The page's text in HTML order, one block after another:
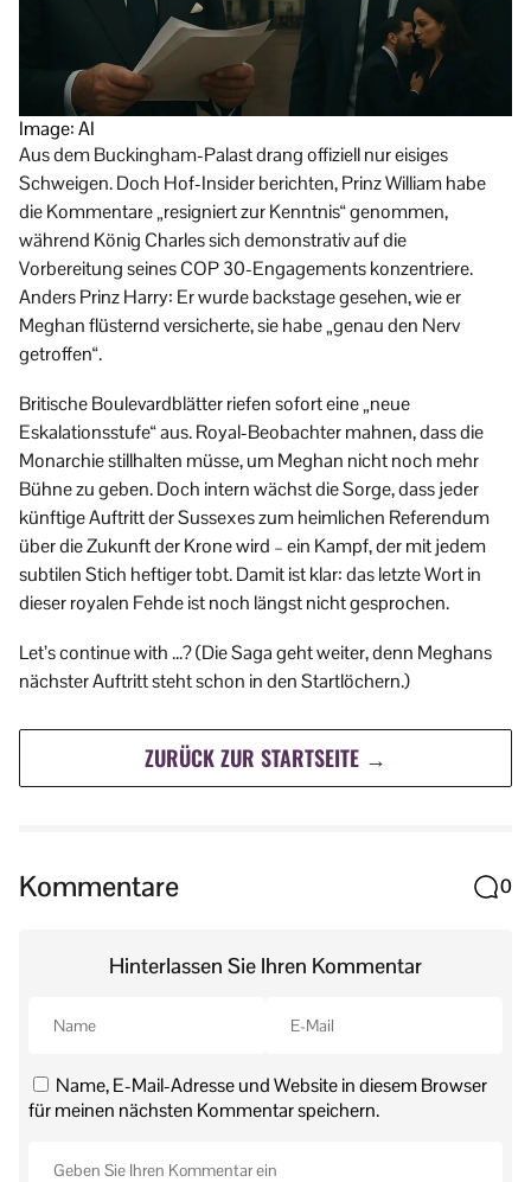
Image: AI
Aus dem Buckingham-Palast drang offiziell nur eisiges
Schweigen. Doch Hof-Insider berichten, Prinz William habe
die Kommentare „resigniert zur Kenntnis“ genommen,
während König Charles sich demonstrativ auf die
Vorbereitung seines COP 30-Engagements konzentriere.
Anders Prinz Harry: Er wurde backstage gesehen, wie er
Meghan flüsternd versicherte, sie habe „genau den Nerv
getroffen“.
Britische Boulevardblätter riefen sofort eine „neue
Eskalationsstufe“ aus. Royal-Beobachter mahnen, dass die
Monarchie stillhalten müsse, um Meghan nicht noch mehr
Bühne zu geben. Doch intern wächst die Sorge, dass jeder
künftige Auftritt der Sussexes zum heimlichen Referendum
über die Zukunft der Krone wird – ein Kampf, der mit jedem
subtilen Stich heftiger tobt. Damit ist klar: das letzte Wort in
dieser royalen Fehde ist noch längst nicht gesprochen.
Let’s continue with …? (Die Saga geht weiter, denn Meghans
nächster Auftritt steht schon in den Startlöchern.)
ZURÜCK ZUR STARTSEITE →
Kommentare 0
Hinterlassen Sie Ihren Kommentar
Name, E-Mail-Adresse und Website in diesem Browser
für meinen nächsten Kommentar speichern.